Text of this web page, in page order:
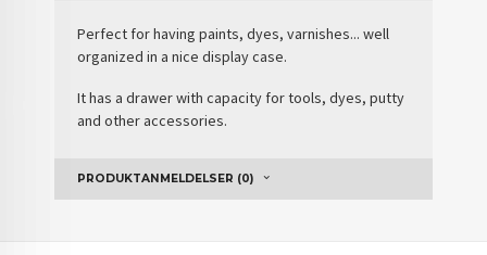
Perfect for having paints, dyes, varnishes... well
organized in a nice display case.
It has a drawer with capacity for tools, dyes, putty
and other accessories.
PRODUKTANMELDELSER (0)